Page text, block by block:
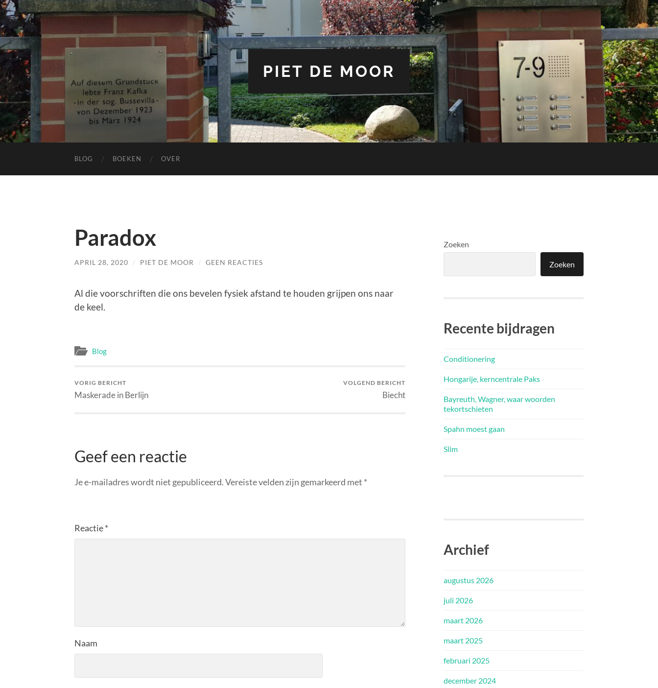
PIET DE MOOR
BLOG BOEKEN OVER
Paradox
APRIL 28, 2020 / PIET DE MOOR / GEEN REACTIES
Al die voorschriften die ons bevelen fysiek afstand te houden grijpen ons naar
de keel.
Blog
VORIG BERICHT
Maskerade in Berlijn
VOLGEND BERICHT
Biecht
Geef een reactie
Je e-mailadres wordt niet gepubliceerd.Vereiste velden zijn gemarkeerd met *
Reactie*
Naam
Zoeken
Zoeken
Recente bijdragen
Conditionering
Hongarije, kerncentrale Paks
Bayreuth, Wagner, waar woorden
tekortschieten
Spahn moest gaan
Slim
Archief
augustus 2026
juli 2026
maart 2026
maart 2025
februari 2025
december 2024